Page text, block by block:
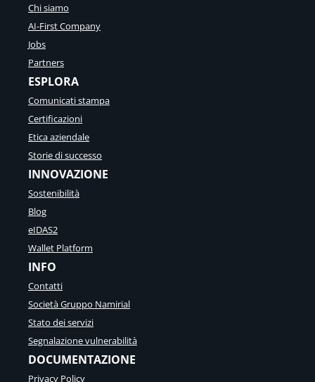
Chi siamo
AI-First Company
Jobs
Partners
ESPLORA
Comunicati stampa
Certificazioni
Etica aziendale
Storie di successo
INNOVAZIONE
Sostenibilità
Blog
eIDAS2
Wallet Platform
INFO
Contatti
Società Gruppo Namirial
Stato dei servizi
Segnalazione vulnerabilità
DOCUMENTAZIONE
Privacy Policy